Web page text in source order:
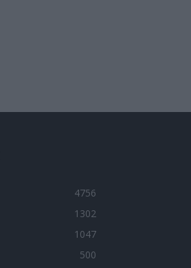
4756
1302
1047
500